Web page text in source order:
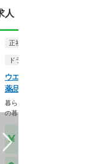
人
正社員
ドラッグストア（調剤併設
ウエルシア薬局株式会社
薬品倉敷新田店
暮らしを支える仕事だから、
の暮らしも大切に。業…